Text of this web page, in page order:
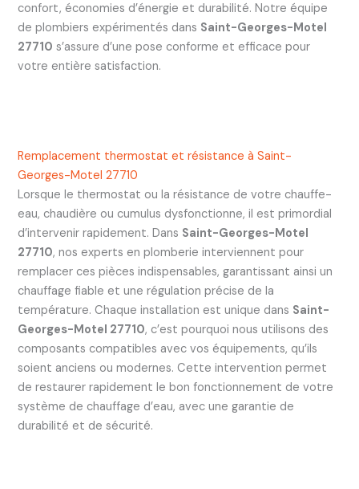
confort, économies d’énergie et durabilité. Notre équipe
de plombiers expérimentés dans Saint-Georges-Motel
27710 s’assure d’une pose conforme et efficace pour
votre entière satisfaction.
Remplacement thermostat et résistance à Saint-
Georges-Motel 27710
Lorsque le thermostat ou la résistance de votre chauffe-
eau, chaudière ou cumulus dysfonctionne, il est primordial
d’intervenir rapidement. Dans Saint-Georges-Motel
27710, nos experts en plomberie interviennent pour
remplacer ces pièces indispensables, garantissant ainsi un
chauffage fiable et une régulation précise de la
température. Chaque installation est unique dans Saint-
Georges-Motel 27710, c’est pourquoi nous utilisons des
composants compatibles avec vos équipements, qu’ils
soient anciens ou modernes. Cette intervention permet
de restaurer rapidement le bon fonctionnement de votre
système de chauffage d’eau, avec une garantie de
durabilité et de sécurité.